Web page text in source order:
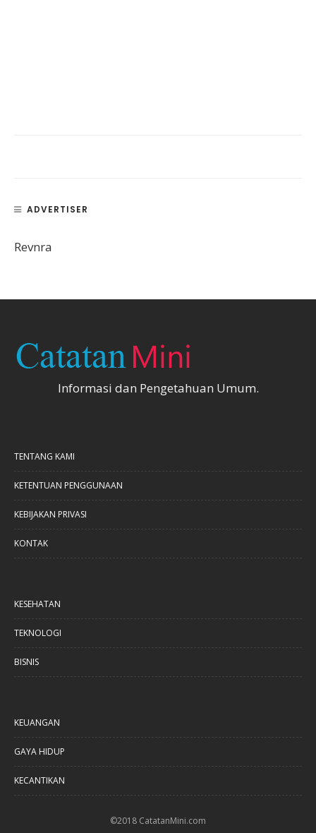
ADVERTISER
Revnra
Informasi dan Pengetahuan Umum.
TENTANG KAMI
KETENTUAN PENGGUNAAN
KEBIJAKAN PRIVASI
KONTAK
KESEHATAN
TEKNOLOGI
BISNIS
KEUANGAN
GAYA HIDUP
KECANTIKAN
©2018 CatatanMini.com